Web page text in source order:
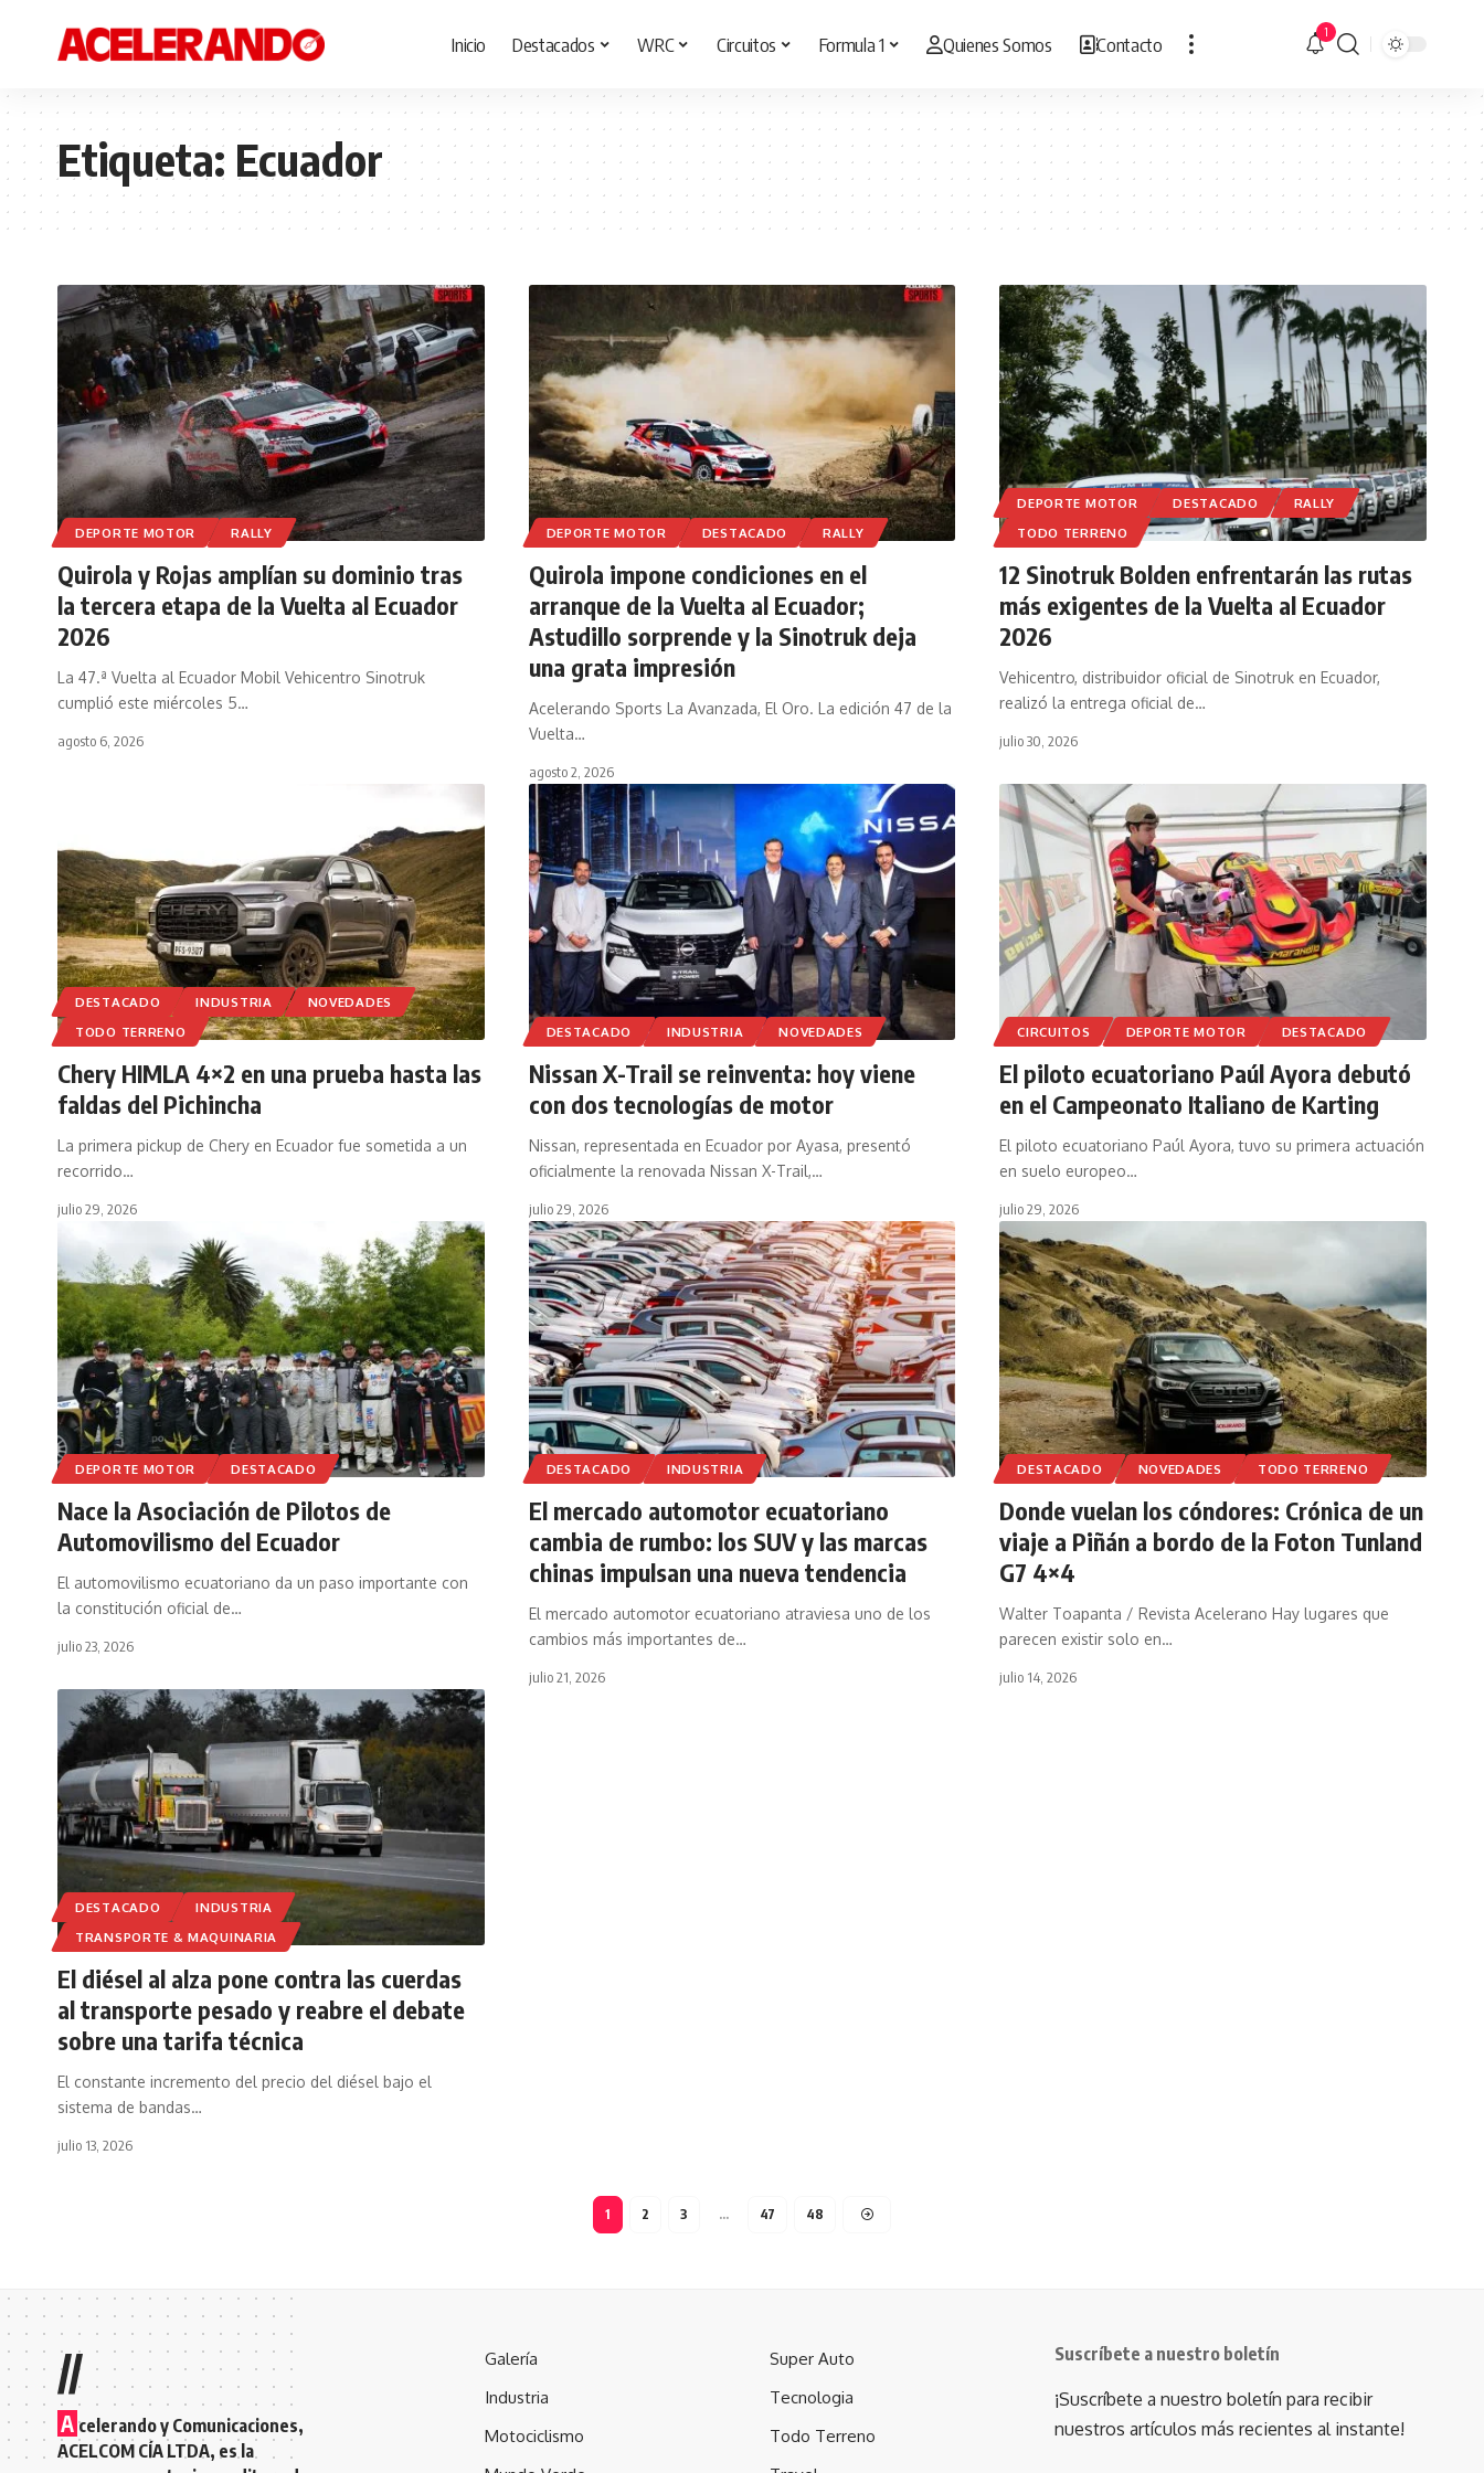
Inicio Destacados WRC Circuitos Formula 1 Quienes Somos Contacto 1
Etiqueta: Ecuador
DEPORTE MOTOR RALLY
Quirola y Rojas amplían su dominio tras
la tercera etapa de la Vuelta al Ecuador
2026
La 47.ª Vuelta al Ecuador Mobil Vehicentro Sinotruk
cumplió este miércoles 5…
agosto 6, 2026
DEPORTE MOTOR DESTACADO RALLY
Quirola impone condiciones en el
arranque de la Vuelta al Ecuador;
Astudillo sorprende y la Sinotruk deja
una grata impresión
Acelerando Sports La Avanzada, El Oro. La edición 47 de la
Vuelta…
agosto 2, 2026
DEPORTE MOTOR DESTACADO
RALLY
TODO TERRENO
12 Sinotruk Bolden enfrentarán las rutas
más exigentes de la Vuelta al Ecuador
2026
Vehicentro, distribuidor oficial de Sinotruk en Ecuador,
realizó la entrega oficial de…
julio 30, 2026
DESTACADO INDUSTRIA
NOVEDADES
TODO TERRENO
Chery HIMLA 4×2 en una prueba hasta las
faldas del Pichincha
La primera pickup de Chery en Ecuador fue sometida a un
recorrido…
julio 29, 2026
DESTACADO INDUSTRIA NOVEDADES
Nissan X-Trail se reinventa: hoy viene
con dos tecnologías de motor
Nissan, representada en Ecuador por Ayasa, presentó
oficialmente la renovada Nissan X-Trail,…
julio 29, 2026
CIRCUITOS DEPORTE MOTOR DESTACADO
El piloto ecuatoriano Paúl Ayora debutó
en el Campeonato Italiano de Karting
El piloto ecuatoriano Paúl Ayora, tuvo su primera actuación
en suelo europeo…
julio 29, 2026
DEPORTE MOTOR DESTACADO
Nace la Asociación de Pilotos de
Automovilismo del Ecuador
El automovilismo ecuatoriano da un paso importante con
la constitución oficial de…
julio 23, 2026
DESTACADO INDUSTRIA
El mercado automotor ecuatoriano
cambia de rumbo: los SUV y las marcas
chinas impulsan una nueva tendencia
El mercado automotor ecuatoriano atraviesa uno de los
cambios más importantes de…
julio 21, 2026
DESTACADO NOVEDADES TODO TERRENO
Donde vuelan los cóndores: Crónica de un
viaje a Piñán a bordo de la Foton Tunland
G7 4×4
Walter Toapanta / Revista Acelerano Hay lugares que
parecen existir solo en…
julio 14, 2026
DESTACADO
INDUSTRIA
TRANSPORTE & MAQUINARIA
El diésel al alza pone contra las cuerdas
al transporte pesado y reabre el debate
sobre una tarifa técnica
El constante incremento del precio del diésel bajo el
sistema de bandas…
julio 13, 2026
1 2 3 … 47 48
//
A celerando y Comunicaciones,
ACELCOM CÍA LTDA, es la
Galería
Industria
Motociclismo
Super Auto
Tecnologia
Todo Terreno
Suscríbete a nuestro boletín
¡Suscríbete a nuestro boletín para recibir
nuestros artículos más recientes al instante!